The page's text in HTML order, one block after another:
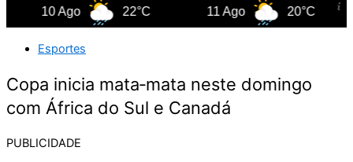
10 Ago 22°C 11 Ago 20°C
Esportes
Copa inicia mata‑mata neste domingo
com África do Sul e Canadá
PUBLICIDADE